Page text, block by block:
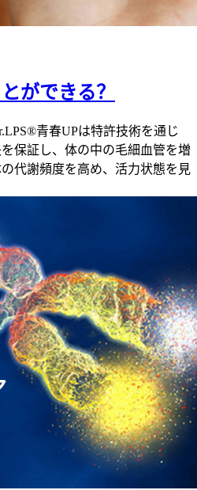
ができる？
青春UPは特許技術を通じ
保証し、体の中の毛細血管を増
代謝頻度を高め、活力状態を見